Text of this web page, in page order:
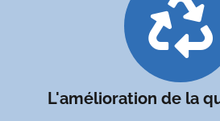
L'amélioration de la